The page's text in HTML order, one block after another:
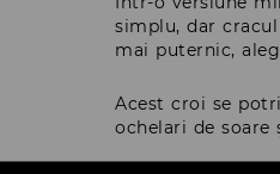
simplu, dar
mai puternic,
Acest croi se
ochelari de soare